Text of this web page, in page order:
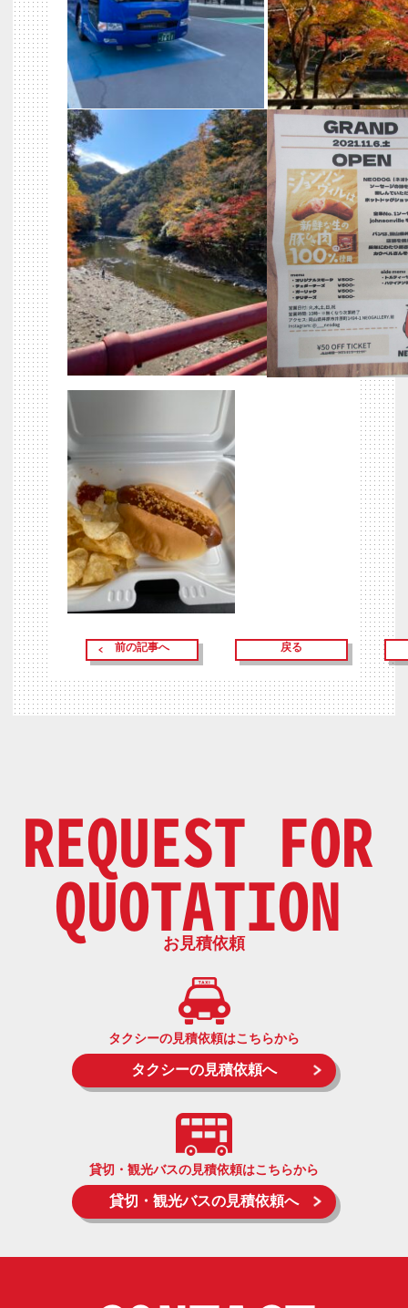
前の記事へ 戻る
REQUEST FOR
QUOTATION
お見積依頼
タクシーの見積依頼はこちらから
タクシーの見積依頼へ
貸切・観光バスの見積依頼はこちらから
貸切・観光バスの見積依頼へ